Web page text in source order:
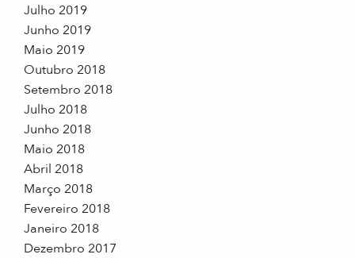
Julho 2019
Junho 2019
Maio 2019
Outubro 2018
Setembro 2018
Julho 2018
Junho 2018
Maio 2018
Abril 2018
Março 2018
Fevereiro 2018
Janeiro 2018
Dezembro 2017